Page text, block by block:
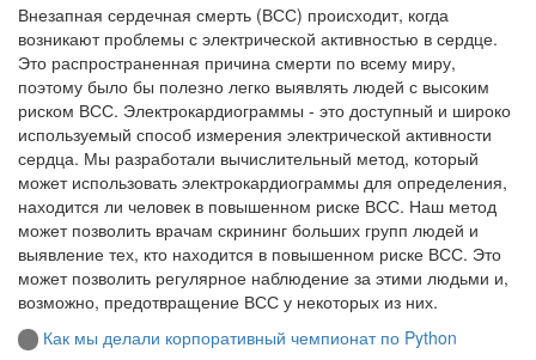
Внезапная сердечная смерть (ВСС) происходит, когда
возникают проблемы с электрической активностью в сердце.
Это распространенная причина смерти по всему миру,
поэтому было бы полезно легко выявлять людей с высоким
риском ВСС. Электрокардиограммы - это доступный и широко
используемый способ измерения электрической активности
сердца. Мы разработали вычислительный метод, который
может использовать электрокардиограммы для определения,
находится ли человек в повышенном риске ВСС. Наш метод
может позволить врачам скрининг больших групп людей и
выявление тех, кто находится в повышенном риске ВСС. Это
может позволить регулярное наблюдение за этими людьми и,
возможно, предотвращение ВСС у некоторых из них.
Как мы делали корпоративный чемпионат по Python